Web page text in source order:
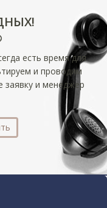
есть время для
и проводим
заявку и менеджер